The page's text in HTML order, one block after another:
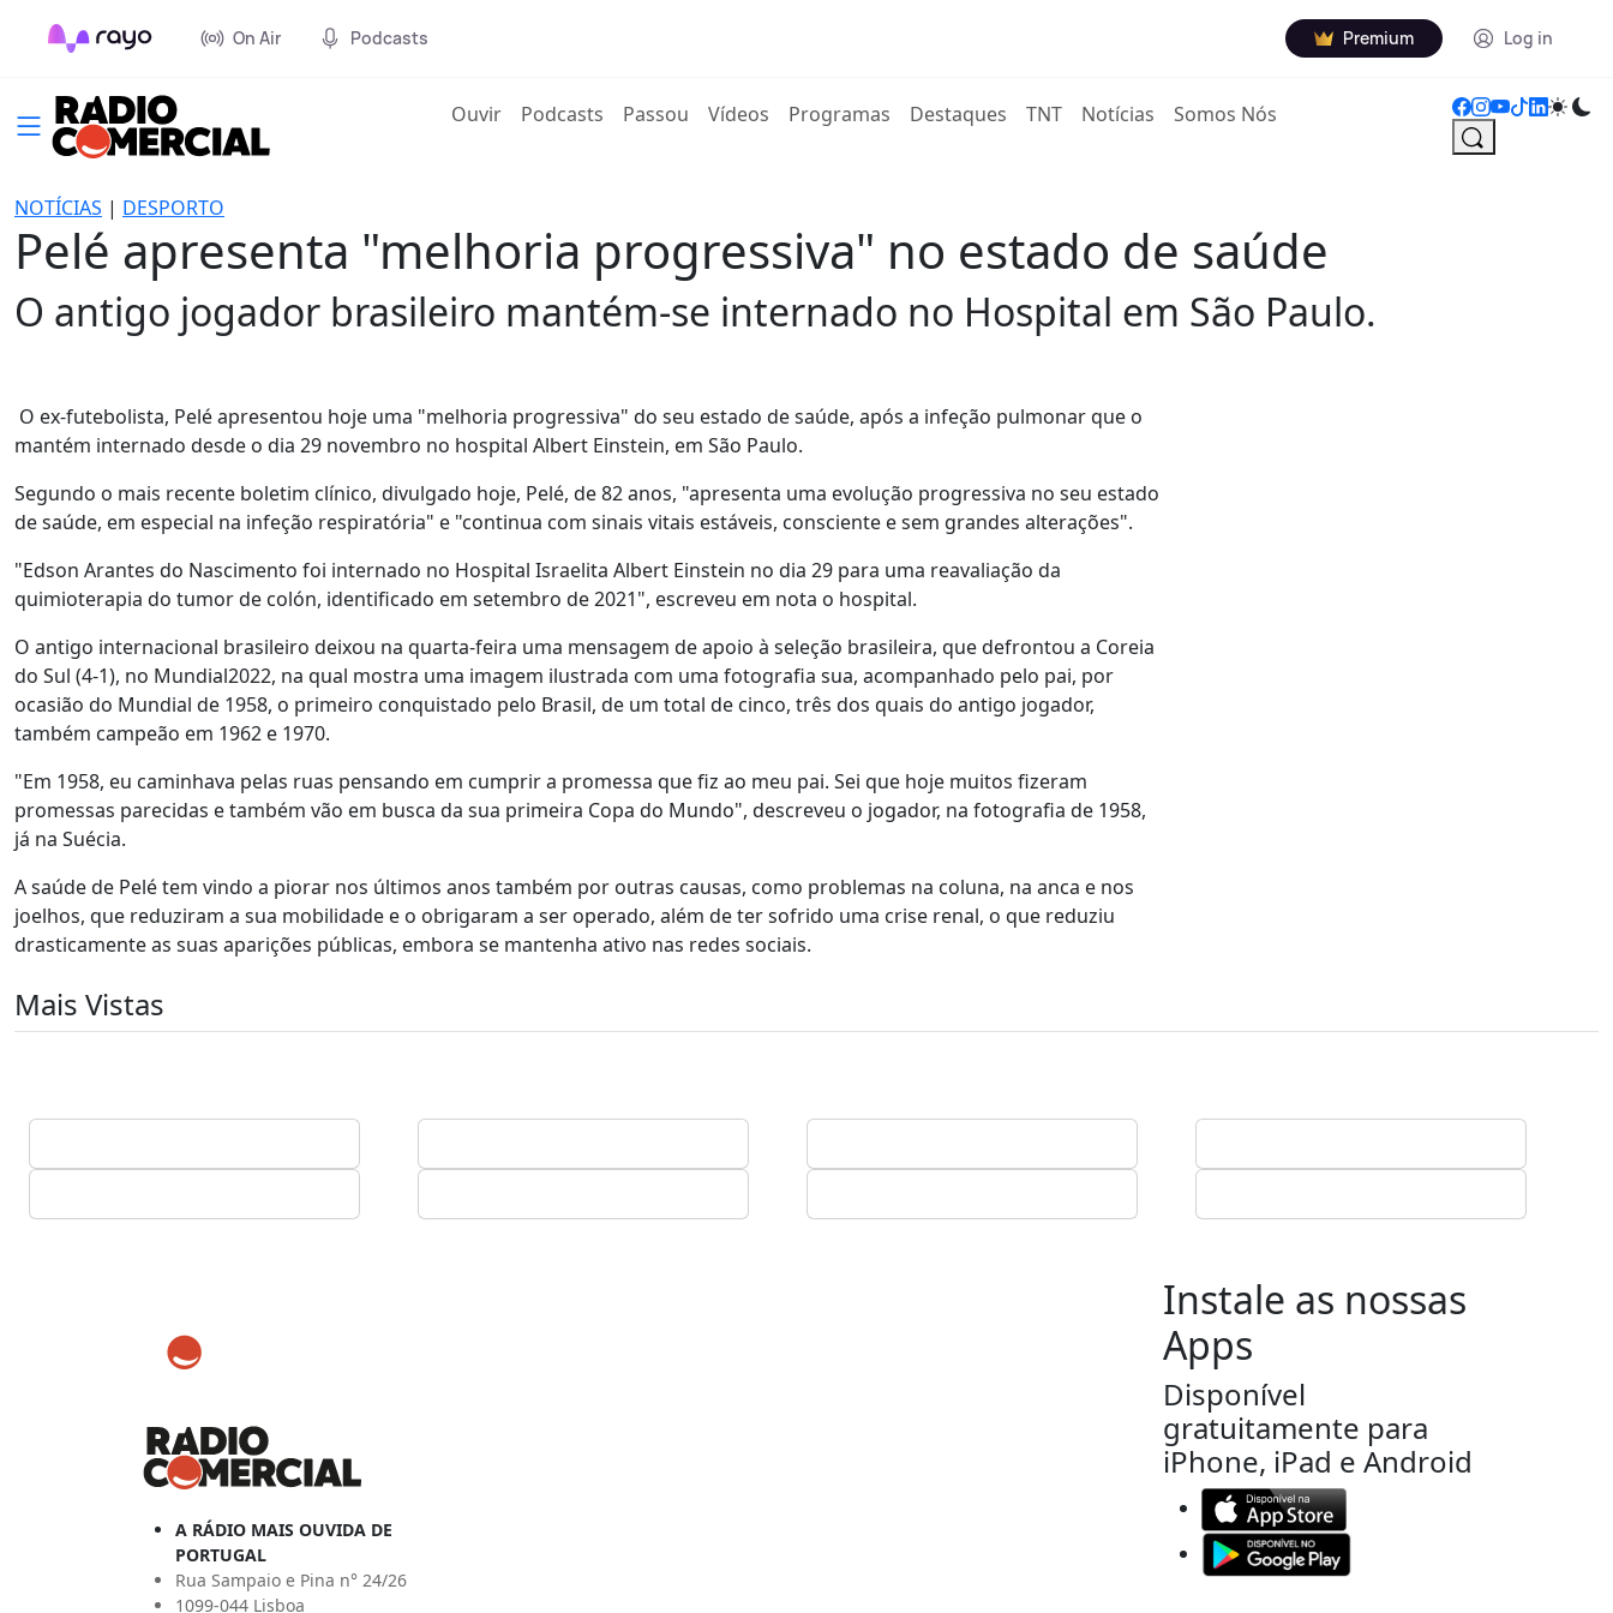
On Air Podcasts Premium Log in
Ouvir(current)
Podcasts Passou Vídeos Programas Destaques TNT Notícias Somos Nós
NOTÍCIAS | DESPORTO
Pelé apresenta "melhoria progressiva" no estado de saúde
O antigo jogador brasileiro mantém-se internado no Hospital em São Paulo.
O ex-futebolista, Pelé apresentou hoje uma "melhoria progressiva" do seu estado de saúde, após a infeção pulmonar que o
mantém internado desde o dia 29 novembro no hospital Albert Einstein, em São Paulo.
Segundo o mais recente boletim clínico, divulgado hoje, Pelé, de 82 anos, "apresenta uma evolução progressiva no seu estado
de saúde, em especial na infeção respiratória" e "continua com sinais vitais estáveis, consciente e sem grandes alterações".
"Edson Arantes do Nascimento foi internado no Hospital Israelita Albert Einstein no dia 29 para uma reavaliação da
quimioterapia do tumor de colón, identificado em setembro de 2021", escreveu em nota o hospital.
O antigo internacional brasileiro deixou na quarta-feira uma mensagem de apoio à seleção brasileira, que defrontou a Coreia
do Sul (4-1), no Mundial2022, na qual mostra uma imagem ilustrada com uma fotografia sua, acompanhado pelo pai, por
ocasião do Mundial de 1958, o primeiro conquistado pelo Brasil, de um total de cinco, três dos quais do antigo jogador,
também campeão em 1962 e 1970.
"Em 1958, eu caminhava pelas ruas pensando em cumprir a promessa que fiz ao meu pai. Sei que hoje muitos fizeram
promessas parecidas e também vão em busca da sua primeira Copa do Mundo", descreveu o jogador, na fotografia de 1958,
já na Suécia.
A saúde de Pelé tem vindo a piorar nos últimos anos também por outras causas, como problemas na coluna, na anca e nos
joelhos, que reduziram a sua mobilidade e o obrigaram a ser operado, além de ter sofrido uma crise renal, o que reduziu
drasticamente as suas aparições públicas, embora se mantenha ativo nas redes sociais.
Mais Vistas
A RÁDIO MAIS OUVIDA DE
PORTUGAL
Rua Sampaio e Pina n° 24/26
1099-044 Lisboa
Instale as nossas
Apps
Disponível
gratuitamente para
iPhone, iPad e Android